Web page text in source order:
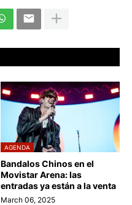
AGENDA
Bandalos Chinos en el
Movistar Arena: las
entradas ya están a la venta
March 06, 2025